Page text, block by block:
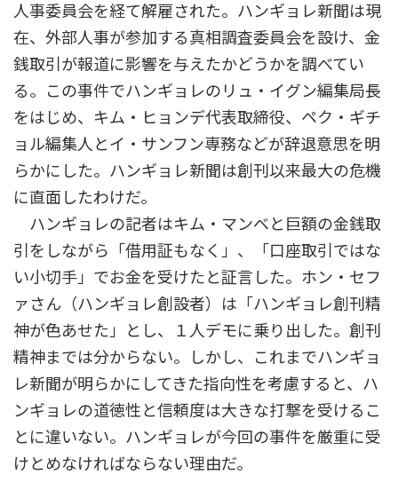
人事委員会を経て解雇された。ハンギョレ新聞は現
在、外部人事が参加する真相調査委員会を設け、金
銭取引が報道に影響を与えたかどうかを調べてい
る。この事件でハンギョレのリュ・イグン編集局長
をはじめ、キム・ヒョンデ代表取締役、ペク・ギチ
ョル編集人とイ・サンフン専務などが辞退意思を明
らかにした。ハンギョレ新聞は創刊以来最大の危機
に直面したわけだ。
ハンギョレの記者はキム・マンベと巨額の金銭取
引をしながら「借用証もなく」、「口座取引ではな
い小切手」でお金を受けたと証言した。ホン・セフ
ァさん（ハンギョレ創設者）は「ハンギョレ創刊精
神が色あせた」とし、１人デモに乗り出した。創刊
精神までは分からない。しかし、これまでハンギョ
レ新聞が明らかにしてきた指向性を考慮すると、ハ
ンギョレの道徳性と信頼度は大きな打撃を受けるこ
とに違いない。ハンギョレが今回の事件を厳重に受
けとめなければならない理由だ。